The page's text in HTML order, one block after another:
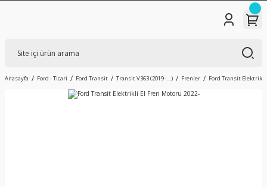
Anasayfa Ford - Ticari Ford Transit Transit V363 (2019- ....) Frenler Ford Transit Elektrikli